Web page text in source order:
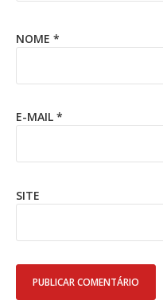
NOME *
E-MAIL *
SITE